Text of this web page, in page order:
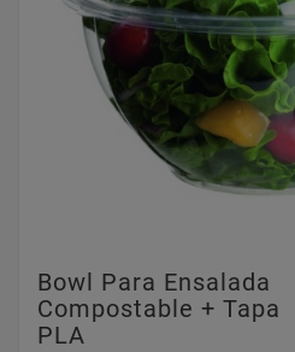
Bowl Para Ensalada
Compostable + Tapa
PLA